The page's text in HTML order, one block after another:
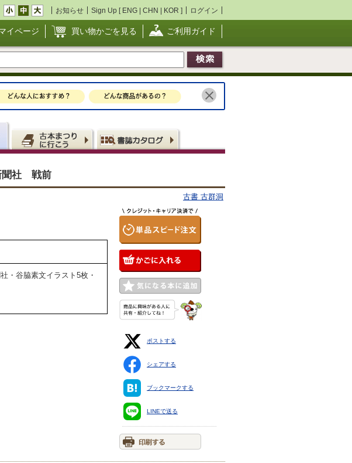
お知らせ Sign Up [ ENG | CHN | KOR ] ログイン
イページ 買い物かごを見る ご利用ガイド
聞社 戦前
古書 古群洞
・谷脇素文イラスト5枚・
ポストする
シェアする
ブックマークする
LINEで送る